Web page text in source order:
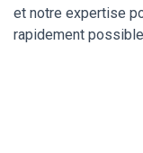
et notre expertise
rapidement